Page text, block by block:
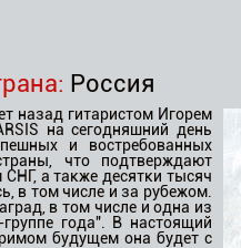
Россия
назад гитаристом Игорем
на сегодняшний день
и востребованных
что подтверждают
а также десятки тысяч
в том числе и за рубежом.
в том числе и одна из
года". В настоящий
будущем она будет с